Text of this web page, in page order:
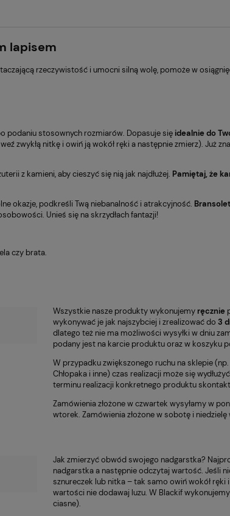
lapisem
rzeczywistość i umocni silną wolę, pomoże w
podaniu stosownych rozmiarów. Dopasuje się idealnie do
zwykłą nitkę i owiń ją wokół ręki a następnie zmierz). Już
z kamieni, aby cieszyć się nią jak najdłużej. Pamiętaj, że
okazje, podkreśli Twą niebanalność i atrakcyjność.
Unieś się na skrzydłach fantazji!
czy brata.
Wszystkie nasze produkty wykonujemy ręcznie
wykonywać je jak najszybciej i zrealizować do 3
dlatego też nie ma możliwości wysyłki w dniu
podany jest na karcie produktu oraz w koszyku
W przypadku zwiększonego ruchu na sklepie
Chłopaka i inne) czas realizacji może się
terminu realizacji konkretnego produktu
Zamówienia złożone w czwartek wysyłamy w
wtorek. Zamówienia złożone w sobotę i
Jak zmierzyć obwód swojego nadgarstka?
nadgarstka a następnie odczytaj wartość. Jeśli
sznureczek lub nitka – tak samo owiń wokół ręki
wartości nie dodawaj luzu. W Blackif
ciasne).